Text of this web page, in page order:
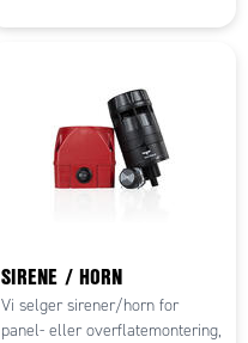
SIRENE / HORN
Vi selger sirener/horn for
panel- eller overflatemontering,